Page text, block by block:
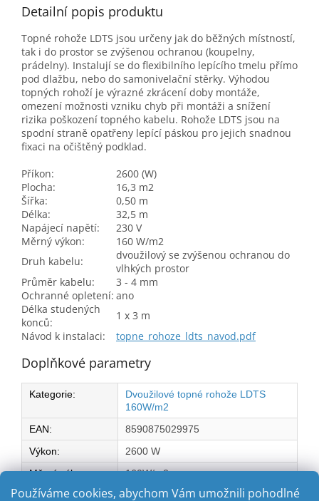
Používáme cookies, abychom Vám umožnili pohodlné
Detailní popis produktu
Topné rohože LDTS jsou určeny jak do běžných místností,
tak i do prostor se zvýšenou ochranou (koupelny,
prádelny). Instalují se do flexibilního lepícího tmelu přímo
pod dlažbu, nebo do samonivelační stěrky. Výhodou
topných rohoží je výrazné zkrácení doby montáže,
omezení možnosti vzniku chyb při montáži a snížení
rizika poškození topného kabelu. Rohože LDTS jsou na
spodní straně opatřeny lepící páskou pro jejich snadnou
fixaci na očištěný podklad.
Příkon:
2600 (W)
Plocha:
16,3 m2
Šířka:
0,50 m
Délka:
32,5 m
Napájecí napětí:
230 V
Měrný výkon:
160 W/m2
Druh kabelu:
dvoužilový se zvýšenou ochranou do
vlhkých prostor
Průměr kabelu:
3 - 4 mm
Ochranné opletení: ano
Délka studených
konců:
1 x 3 m
Návod k instalaci:
topne_rohoze_ldts_navod.pdf
Doplňkové parametry
Kategorie:
Dvoužilové topné rohože LDTS
160W/m2
EAN:
8590875029975
Výkon:
2600 W
Měrný výkon na
m2:
160W/m2